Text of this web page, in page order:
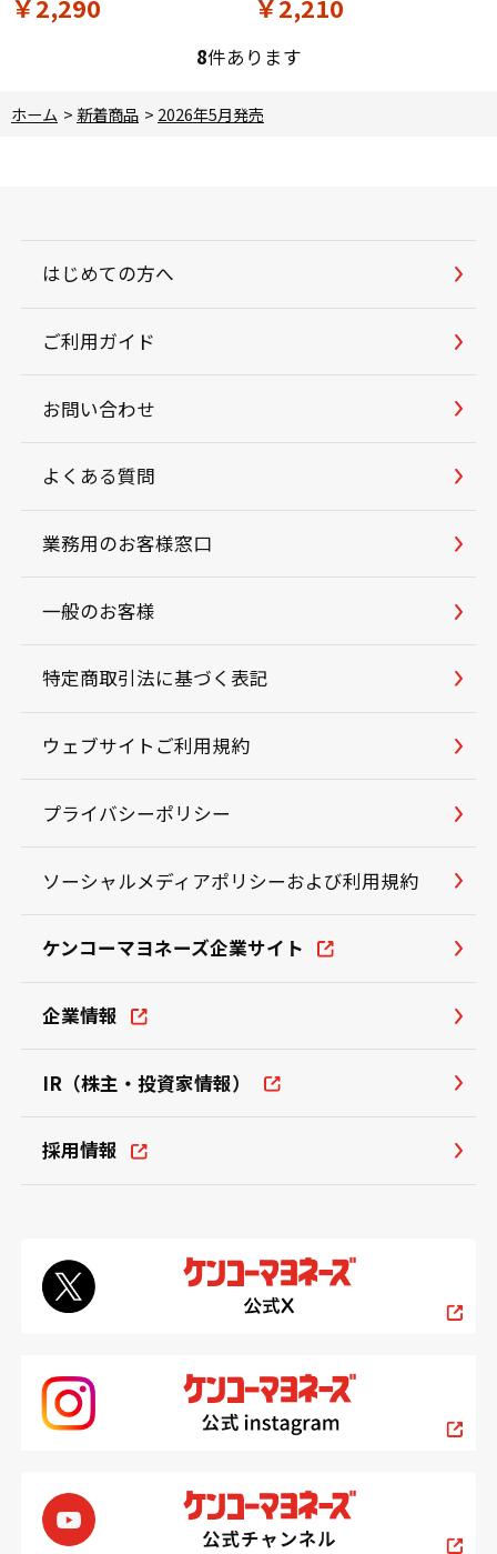
￥2,290 ￥2,210
8件あります
ホーム > 新着商品 > 2026年5月発売
はじめての方へ
ご利用ガイド
お問い合わせ
よくある質問
業務用のお客様窓口
一般のお客様
特定商取引法に基づく表記
ウェブサイトご利用規約
プライバシーポリシー
ソーシャルメディアポリシーおよび利用規約
ケンコーマヨネーズ企業サイト
企業情報
IR（株主・投資家情報）
採用情報